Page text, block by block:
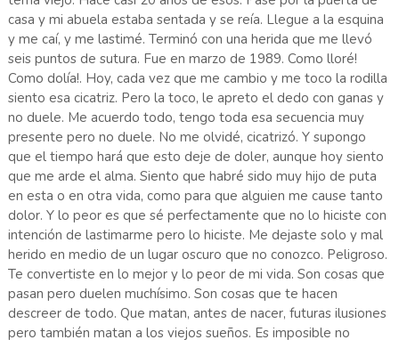
casa y mi abuela estaba sentada y se reía. Llegue a la esquina
y me caí, y me lastimé. Terminó con una herida que me llevó
seis puntos de sutura. Fue en marzo de 1989. Como lloré!
Como dolía!. Hoy, cada vez que me cambio y me toco la rodilla
siento esa cicatriz. Pero la toco, le apreto el dedo con ganas y
no duele. Me acuerdo todo, tengo toda esa secuencia muy
presente pero no duele. No me olvidé, cicatrizó. Y supongo
que el tiempo hará que esto deje de doler, aunque hoy siento
que me arde el alma. Siento que habré sido muy hijo de puta
en esta o en otra vida, como para que alguien me cause tanto
dolor. Y lo peor es que sé perfectamente que no lo hiciste con
intención de lastimarme pero lo hiciste. Me dejaste solo y mal
herido en medio de un lugar oscuro que no conozco. Peligroso.
Te convertiste en lo mejor y lo peor de mi vida. Son cosas que
pasan pero duelen muchísimo. Son cosas que te hacen
descreer de todo. Que matan, antes de nacer, futuras ilusiones
pero también matan a los viejos sueños. Es imposible no